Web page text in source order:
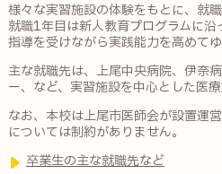
様々な実習施設の体験をもとに、就
就職1年目は新人教育プログラムに
指導を受けながら実践能力を高めてゆ
主な就職先は、上尾中央病院、伊奈
ー、など、実習施設を中心とした医療
なお、本校は上尾市医師会が設置運
については制約がありません。
卒業生の主な就職先など